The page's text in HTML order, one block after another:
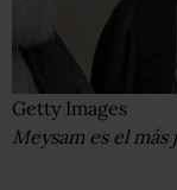
Getty Images
Meysam es el más